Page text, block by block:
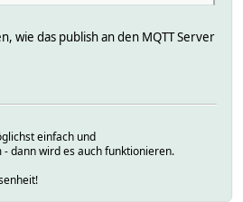
wie das publish an den MQTT Server
einfach und
dann wird es auch funktionieren.